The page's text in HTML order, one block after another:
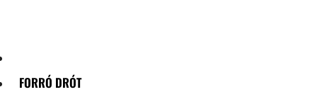
FORRÓ DRÓT